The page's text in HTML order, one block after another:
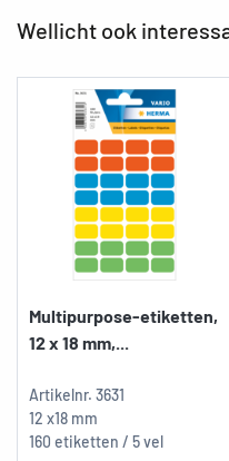
Wellicht ook
Multipurpose-etiketten,
12 x 18 mm,...
Artikelnr. 3631
12 x18 mm
160 etiketten / 5 vel